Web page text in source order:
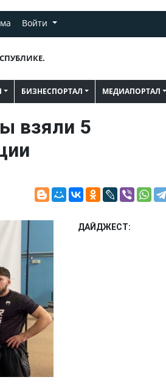
Войти
БИЗНЕСПОРТАЛ МЕДИАПОРТАЛ
взяли 5
ДАЙДЖЕСТ: